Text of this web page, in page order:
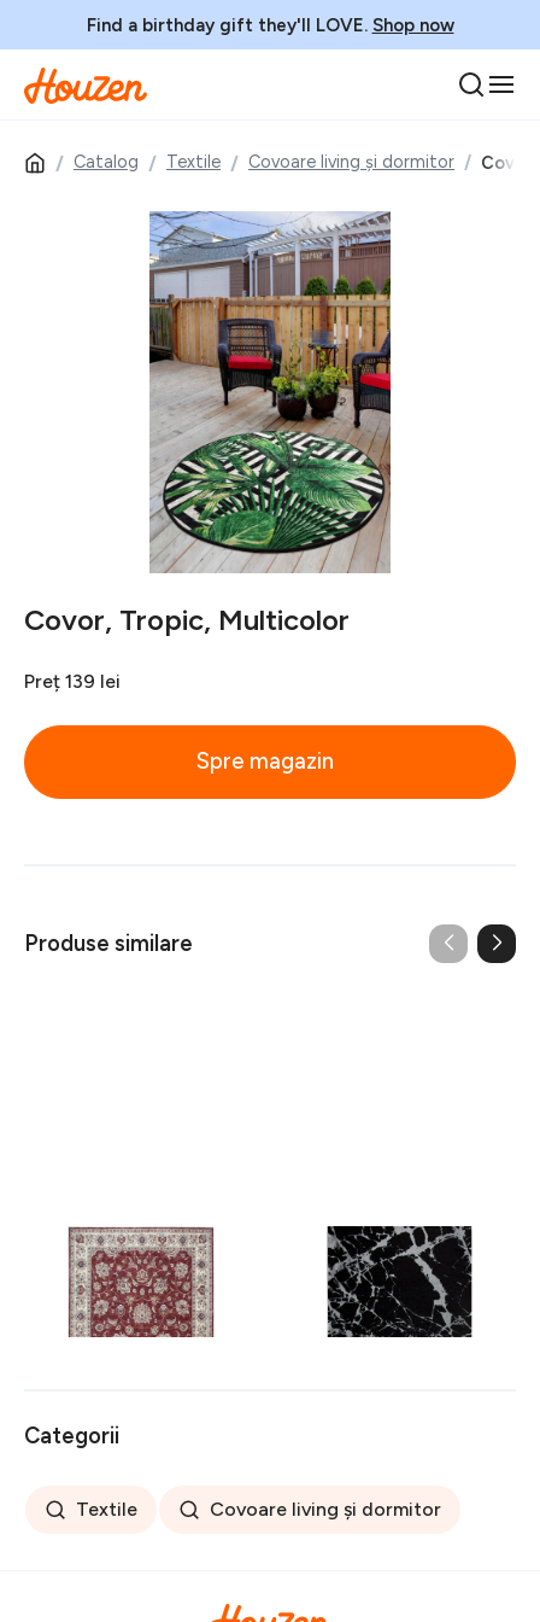
Find a birthday gift they'll LOVE. Shop now
Catalog Textile Covoare living și dormitor
Covor, Tropic, Multicolor
Preț 139 lei
Spre magazin
Produse similare
Covor rezistent Eko, ALT
05 - Red, Ivory, 100%
poliester, 80 x 150 cm
256 lei
Covor rezistent SM 21 -
Black, Silver XW, 80x300
441 lei
Categorii
Textile Covoare living și dormitor